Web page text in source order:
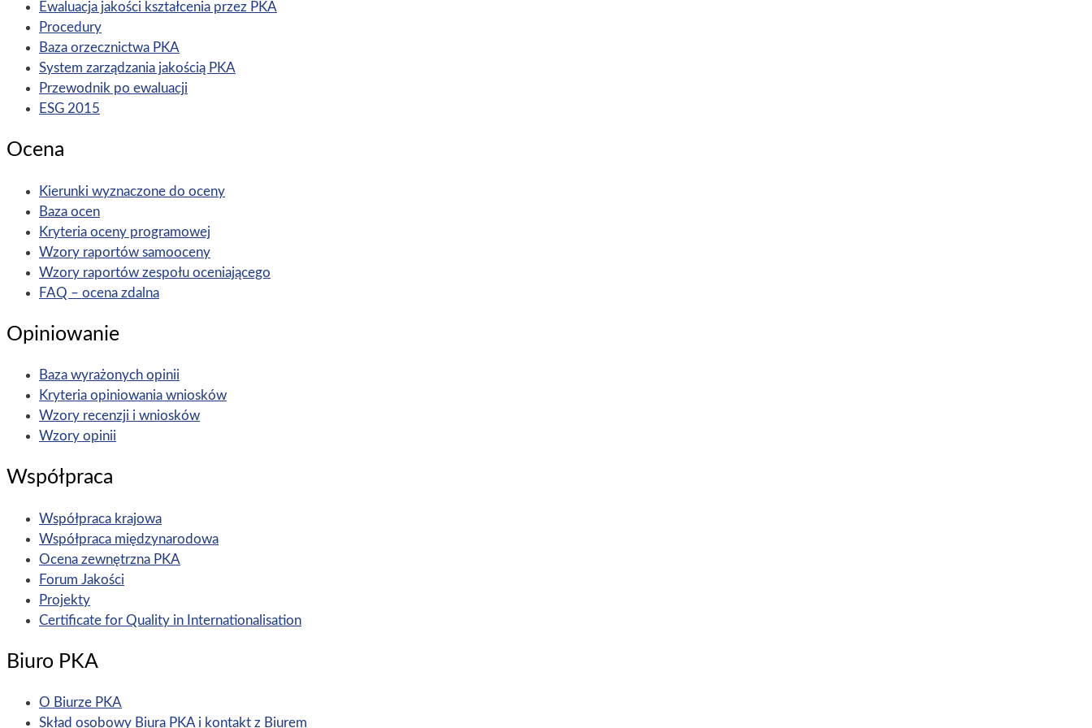
Ewaluacja jakości kształcenia przez PKA
Procedury
Baza orzecznictwa PKA
System zarządzania jakością PKA
Przewodnik po ewaluacji
ESG 2015
Ocena
Kierunki wyznaczone do oceny
Baza ocen
Kryteria oceny programowej
Wzory raportów samooceny
Wzory raportów zespołu oceniającego
FAQ – ocena zdalna
Opiniowanie
Baza wyrażonych opinii
Kryteria opiniowania wniosków
Wzory recenzji i wniosków
Wzory opinii
Współpraca
Współpraca krajowa
Współpraca międzynarodowa
Ocena zewnętrzna PKA
Forum Jakości
Projekty
Certificate for Quality in Internationalisation
Biuro PKA
O Biurze PKA
Skład osobowy Biura PKA i kontakt z Biurem